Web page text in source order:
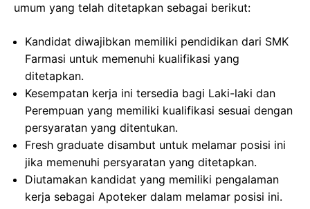
umum yang telah ditetapkan sebagai berikut:
Kandidat diwajibkan memiliki pendidikan dari SMK
Farmasi untuk memenuhi kualifikasi yang
ditetapkan.
Kesempatan kerja ini tersedia bagi Laki-laki dan
Perempuan yang memiliki kualifikasi sesuai dengan
persyaratan yang ditentukan.
Fresh graduate disambut untuk melamar posisi ini
jika memenuhi persyaratan yang ditetapkan.
Diutamakan kandidat yang memiliki pengalaman
kerja sebagai Apoteker dalam melamar posisi ini.